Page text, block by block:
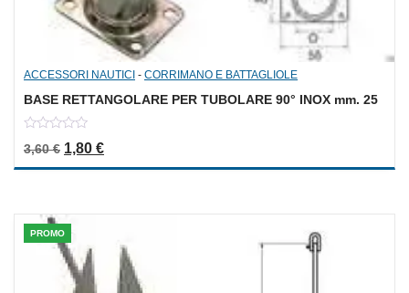
ACCESSORI NAUTICI - CORRIMANO E BATTAGLIOLE
BASE RETTANGOLARE PER TUBOLARE 90° INOX mm. 25
out
3,60€ Il prezzo originale era: 3,60 €.
1,80 €Il prezzo attuale è: 1,80 €.
PROMO